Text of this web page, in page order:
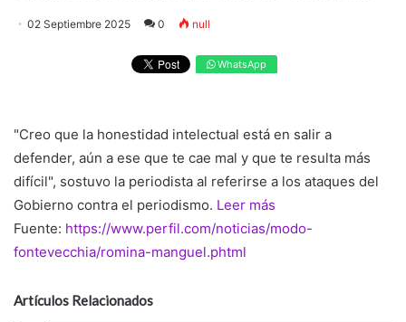
02 Septiembre 2025 0 null
WhatsApp
"Creo que la honestidad intelectual está en salir a
defender, aún a ese que te cae mal y que te resulta más
difícil", sostuvo la periodista al referirse a los ataques del
Gobierno contra el periodismo. Leer más
Fuente: https://www.perfil.com/noticias/modo-
fontevecchia/romina-manguel.phtml
Artículos Relacionados